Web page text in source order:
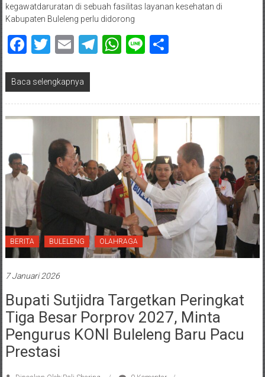
kegawatdaruratan di sebuah fasilitas layanan kesehatan di
Kabupaten Buleleng perlu didorong
Facebook
Twitter
EmailTelegram
WhatsApp
LineShare
Baca selengkapnya
BERITA BULELENG OLAHRAGA
7 Januari 2026
Bupati Sutjidra Targetkan Peringkat
Tiga Besar Porprov 2027, Minta
Pengurus KONI Buleleng Baru Pacu
Prestasi